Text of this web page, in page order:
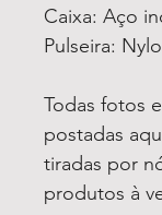
Caixa: Aço
Pulseira:
Todas fotos
postadas
tiradas por
produtos à